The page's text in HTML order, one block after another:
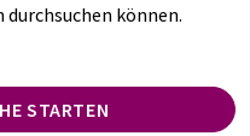
können.
STARTEN